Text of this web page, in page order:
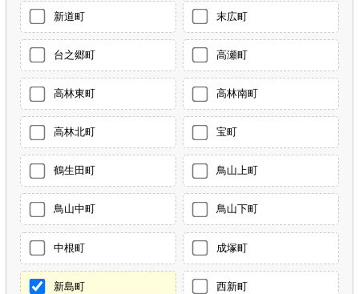
新道町 末広町
台之郷町 高瀬町
高林東町 高林南町
高林北町 宝町
鶴生田町 鳥山上町
鳥山中町 鳥山下町
中根町 成塚町
新島町 西新町